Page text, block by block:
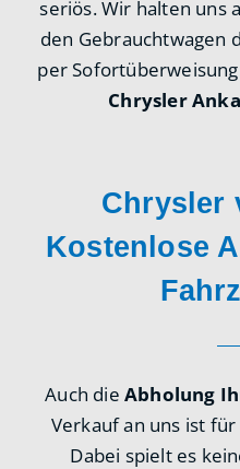
seriös. Wir halten uns
den Gebrauchtwagen
per
Chrysler
Chrysler
Kostenlose
Auch dieAbholung
Verkauf an uns ist
Dabei spielt es